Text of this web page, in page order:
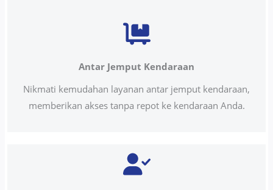
Antar Jemput Kendaraan
Nikmati kemudahan layanan antar jemput kendaraan,
memberikan akses tanpa repot ke kendaraan Anda.